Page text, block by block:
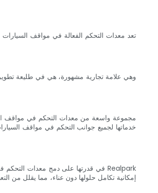
تعد معدات التحكم الفعالة في مواقف السيارات
إمكانية تكامل حلولها دون عناء، مما يقلل من